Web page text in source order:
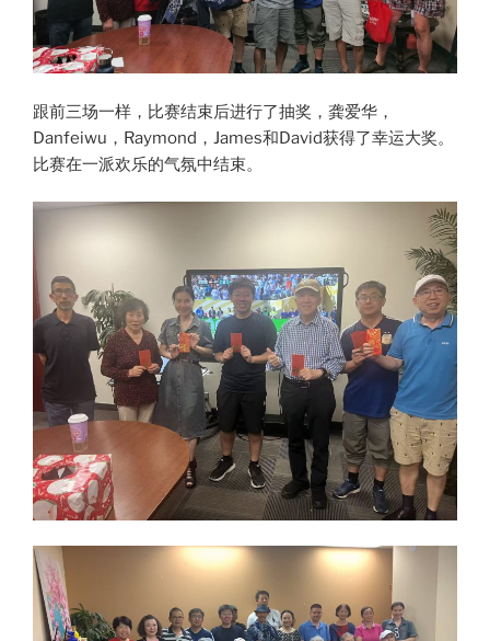
跟前三场一样，比赛结束后进行了抽奖，龚爱华，
Danfeiwu，Raymond，James和David获得了幸运大奖。
比赛在一派欢乐的气氛中结束。